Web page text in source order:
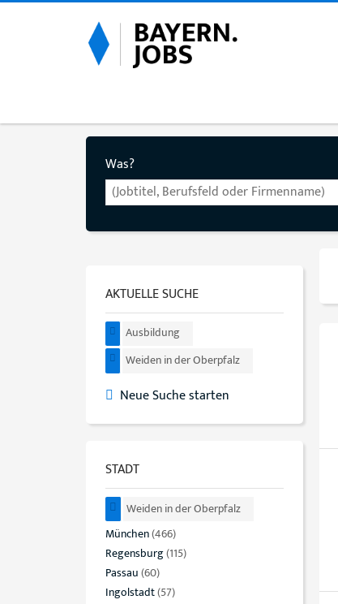
Was?
AKTUELLE SUCHE
Ausbildung
Weiden in der Oberpfalz
Neue Suche starten
STADT
Weiden in der Oberpfalz
München(466)
Regensburg(115)
Passau(60)
Ingolstadt(57)